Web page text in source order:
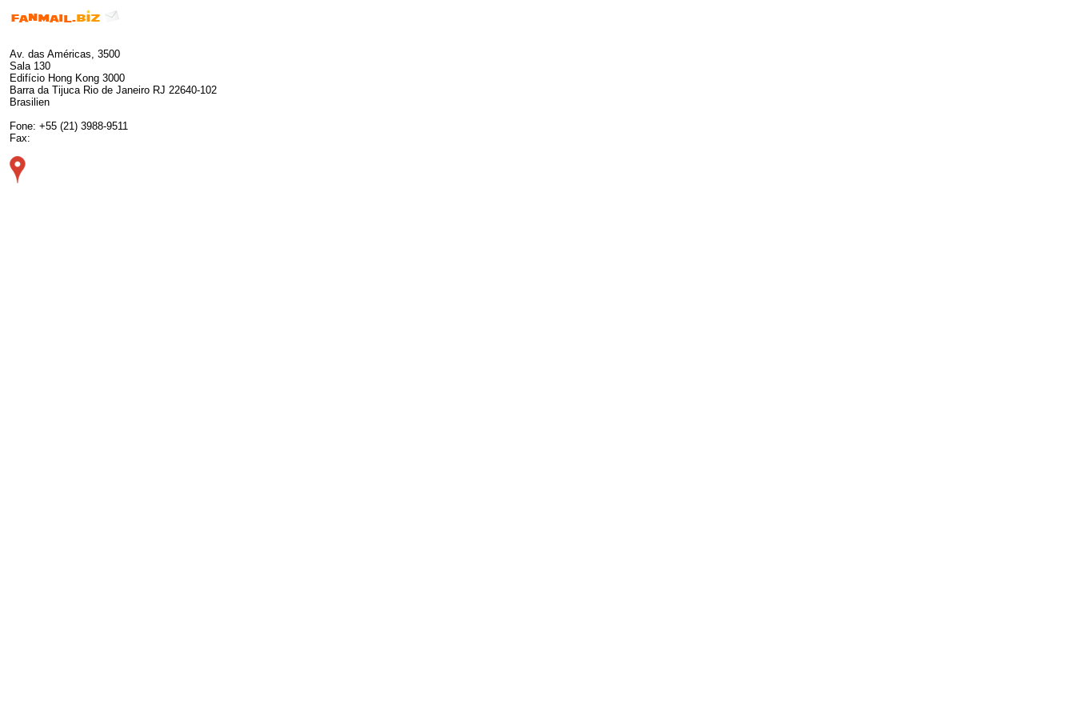
Av. das Américas, 3500
Sala 130
Edifício Hong Kong 3000
Barra da Tijuca Rio de Janeiro RJ 22640-102
Brasilien
Fone: +55 (21) 3988-9511
Fax: